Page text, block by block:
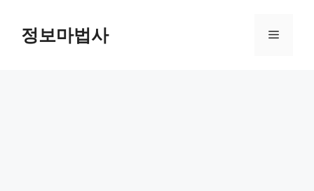
정보마법사 메